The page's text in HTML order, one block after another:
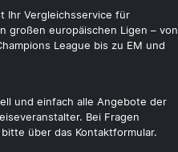
Ihr Vergleichsservice für
großen europäischen Ligen – von
League bis zu EM und
und einfach alle Angebote der
Bei Fragen
über das Kontaktformular.